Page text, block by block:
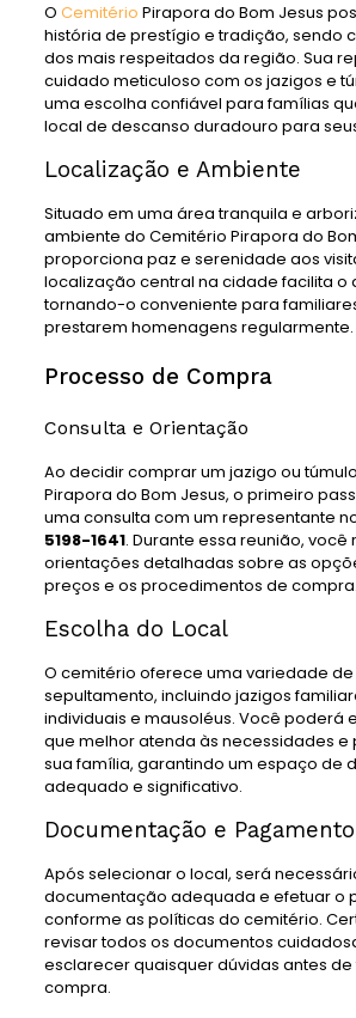
O Cemitério Pirapora do Bom Jesus
história de prestígio e tradição, sendo
dos mais respeitados da região. Sua
cuidado meticuloso com os jazigos e
uma escolha confiável para famílias
local de descanso duradouro para
Localização e Ambiente
Situado em uma área tranquila e
ambiente do Cemitério Pirapora do
proporciona paz e serenidade aos
localização central na cidade facilita o
tornando-o conveniente para
prestarem homenagens regularmente.
Processo de Compra
Consulta e Orientação
Ao decidir comprar um jazigo ou
Pirapora do Bom Jesus, o primeiro
uma consulta com um representante
5198-1641. Durante essa reunião, você
orientações detalhadas sobre as
preços e os procedimentos de compra.
Escolha do Local
O cemitério oferece uma variedade
sepultamento, incluindo jazigos
individuais e mausoléus. Você poderá
que melhor atenda às necessidades e
sua família, garantindo um espaço de
adequado e significativo.
Documentação e Pagamento
Após selecionar o local, será
documentação adequada e efetuar o
conforme as políticas do cemitério.
revisar todos os documentos
esclarecer quaisquer dúvidas antes de
compra.